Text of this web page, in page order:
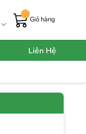
Giỏ hàng
Liên Hệ